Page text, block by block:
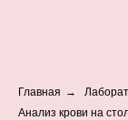
Главная →
Анализ крови на